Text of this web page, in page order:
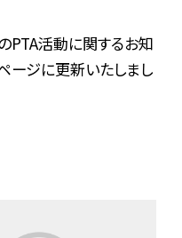
PTA活動に関するお知
ージに更新いたしまし